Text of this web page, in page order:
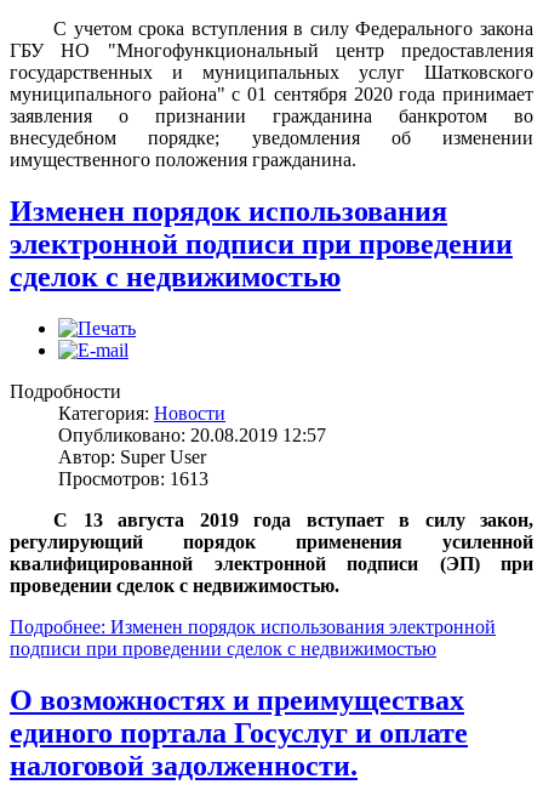
С учетом срока вступления в силу Федерального закона
ГБУ НО "Многофункциональный центр предоставления
государственных и муниципальных услуг Шатковского
муниципального района" с 01 сентября 2020 года принимает
заявления о признании гражданина банкротом во
внесудебном порядке; уведомления об изменении
имущественного положения гражданина.
Изменен порядок использования
электронной подписи при проведении
сделок с недвижимостью
Подробности
Категория: Новости
Опубликовано: 20.08.2019 12:57
Автор: Super User
Просмотров: 1613
С 13 августа 2019 года вступает в силу закон,
регулирующий порядок применения усиленной
квалифицированной электронной подписи (ЭП) при
проведении сделок с недвижимостью.
Подробнее: Изменен порядок использования электронной
подписи при проведении сделок с недвижимостью
О возможностях и преимуществах
единого портала Госуслуг и оплате
налоговой задолженности.